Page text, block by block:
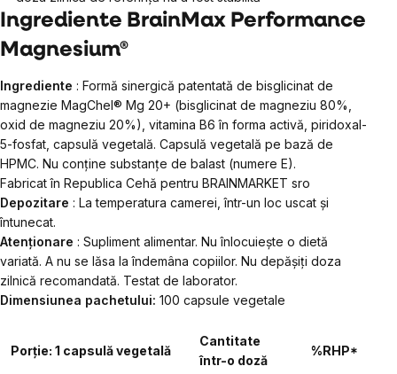
Ingrediente BrainMax Performance
Magnesium®
Ingrediente : Formă sinergică patentată de bisglicinat de
magnezie MagChel® Mg 20+ (bisglicinat de magneziu 80%,
oxid de magneziu 20%), vitamina B6 în forma activă, piridoxal-
5-fosfat, capsulă vegetală. Capsulă vegetală pe bază de
HPMC. Nu conține substanțe de balast (numere E).
Fabricat în Republica Cehă pentru BRAINMARKET sro
Depozitare : La temperatura camerei, într-un loc uscat și
întunecat.
Atenționare : Supliment alimentar. Nu înlocuiește o dietă
variată. A nu se lăsa la îndemâna copiilor. Nu depășiți doza
zilnică recomandată. Testat de laborator.
Dimensiunea pachetului: 100 capsule vegetale
Porție: 1 capsulă vegetală
Cantitate
într-o doză
%RHP*